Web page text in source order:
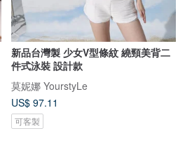
新品台灣製 少女V型條紋 繞頸美背二
件式泳裝 設計款
莫妮娜 YourstyLe
US$ 97.11
可客製